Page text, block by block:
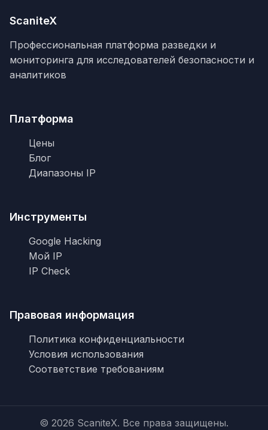
ScaniteX
Профессиональная платформа разведки и
мониторинга для исследователей безопасности и
аналитиков
Платформа
Цены
Блог
Диапазоны IP
Инструменты
Google Hacking
Мой IP
IP Check
Правовая информация
Политика конфиденциальности
Условия использования
Соответствие требованиям
© 2026 ScaniteX. Все права защищены.